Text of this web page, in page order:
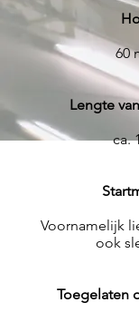
60
Lengte
ca.
Voornamelijk
ook
Toegelaten